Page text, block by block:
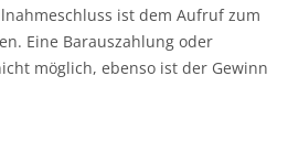
ist dem Aufruf zum
Eine Barauszahlung oder
möglich, ebenso ist der Gewinn